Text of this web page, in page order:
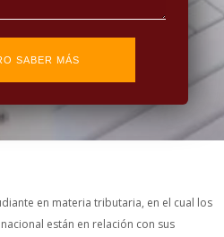
SABER MÁS
en materia tributaria, en el cual los
están en relación con sus